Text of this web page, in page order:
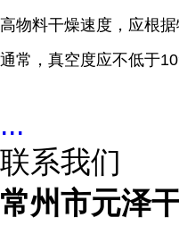
高物料干燥速度，应根
通常，真空度应不低于
...
联系我们
常州市元泽